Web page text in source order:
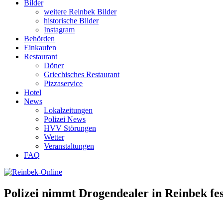
Bilder
weitere Reinbek Bilder
historische Bilder
Instagram
Behörden
Einkaufen
Restaurant
Döner
Griechisches Restaurant
Pizzaservice
Hotel
News
Lokalzeitungen
Polizei News
HVV Störungen
Wetter
Veranstaltungen
FAQ
Polizei nimmt Drogendealer in Reinbek